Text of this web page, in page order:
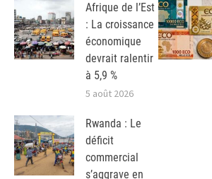
Afrique de l’Est
: La croissance
économique
devrait ralentir
à 5,9 %
5 août 2026
Rwanda : Le
déficit
commercial
s’aggrave en